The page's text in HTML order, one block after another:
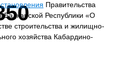
Правительства
Балкарской Республики «О
строительства и жилищно-
хозяйства Кабардино-